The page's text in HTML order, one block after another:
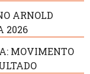
ARNOLD
2026
MOVIMENTO